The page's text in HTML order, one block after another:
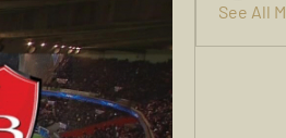
See All